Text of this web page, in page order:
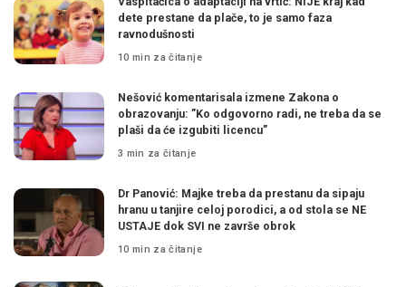
dete prestane da plače, to je samo faza
ravnodušnosti
10 min za čitanje
Nešović komentarisala izmene Zakona o
obrazovanju: ”Ko odgovorno radi, ne treba da se
plaši da će izgubiti licencu”
3 min za čitanje
Dr Panović: Majke treba da prestanu da sipaju
hranu u tanjire celoj porodici, a od stola se NE
USTAJE dok SVI ne završe obrok
10 min za čitanje